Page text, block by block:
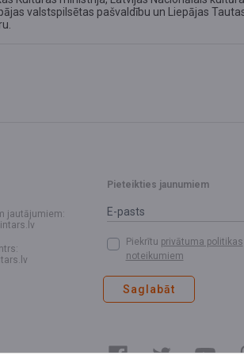
valstspilsētas pašvaldību un Liepājas
jautājumiem:
Pieteikties jaunumiem
Piekrītu privātuma politikas
noteikumiem
Saglabāt